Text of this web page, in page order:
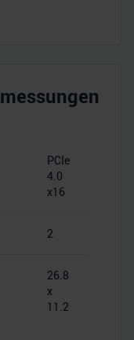
PCIe
4.0
x16
2
26.8
x
11.2